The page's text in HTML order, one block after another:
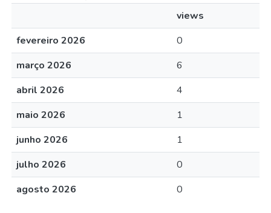
views
fevereiro 2026
0
março 2026
6
abril 2026
4
maio 2026
1
junho 2026
1
julho 2026
0
agosto 2026
0